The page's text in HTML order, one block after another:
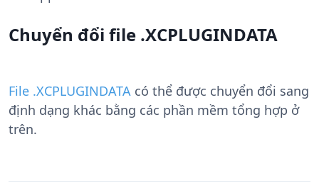
Chuyển đổi file .XCPLUGINDATA
File .XCPLUGINDATA có thể được chuyển đổi sang
định dạng khác bằng các phần mềm tổng hợp ở
trên.